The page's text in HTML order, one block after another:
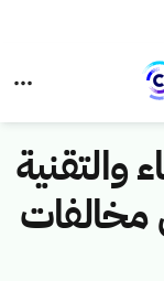
والتقنية
مخالفات